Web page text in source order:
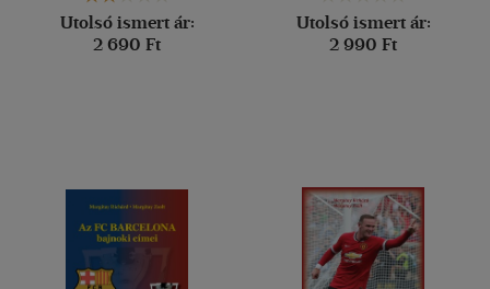
Utolsó ismert ár:
2 690 Ft
Utolsó ismert ár:
2 990 Ft